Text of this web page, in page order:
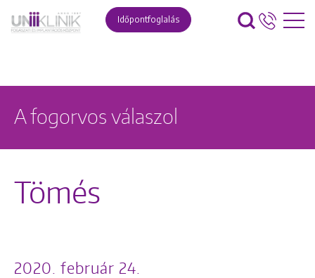
Időpontfoglalás
A fogorvos válaszol
Tömés
2020. február 24.